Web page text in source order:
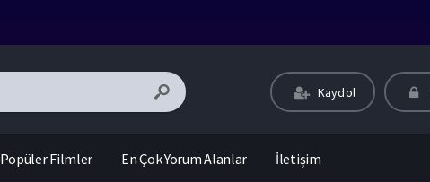
Kaydol
Popüler Filmler En Çok Yorum Alanlar İletişim